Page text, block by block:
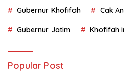
Gubernur Khofifah Cak
Gubernur Jatim Khofifah
Popular Post